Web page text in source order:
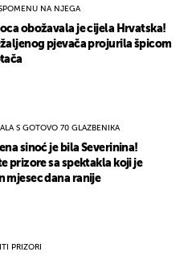
NA NJEGA
obožavala je cijela Hrvatska!
pjevača projurila špicom
S GOTOVO 70 GLAZBENIKA
sinoć je bila Severinina!
prizore sa spektakla koji je
mjesec dana ranije
PRIZORI